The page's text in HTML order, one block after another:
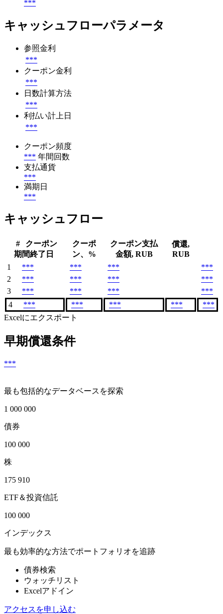
***
キャッシュフローパラメータ
参照金利
***
クーポン金利
***
日数計算方法
***
利払い計上日
***
クーポン頻度
*** 年間回数
支払通貨
***
満期日
***
キャッシュフロー
#
クーポン
期間終了日
クーポ
ン、%
クーポン支払
金額, RUB
償還,
RUB
1
*** *** ***
***
2
*** *** ***
***
3
*** *** ***
***
4
*** *** *** ***
***
Excelにエクスポート
早期償還条件
***
最も包括的なデータベースを探索
1 000 000
債券
100 000
株
175 910
ETF＆投資信託
100 000
インデックス
最も効率的な方法でポートフォリオを追跡
債券検索
ウォッチリスト
Excelアドイン
アクセスを申し込む